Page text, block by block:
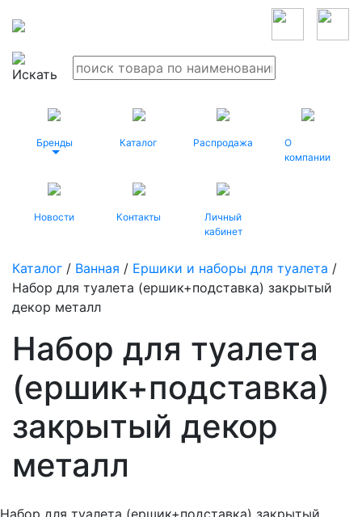
Бренды Каталог Распродажа
О
компании
Новости Контакты
Личный
кабинет
Каталог / Ванная / Ершики и наборы для туалета /
Набор для туалета (ершик+подставка) закрытый
декор металл
Набор для туалета
(ершик+подставка)
закрытый декор
металл
Набор для туалета (ершик+подставка) закрытый